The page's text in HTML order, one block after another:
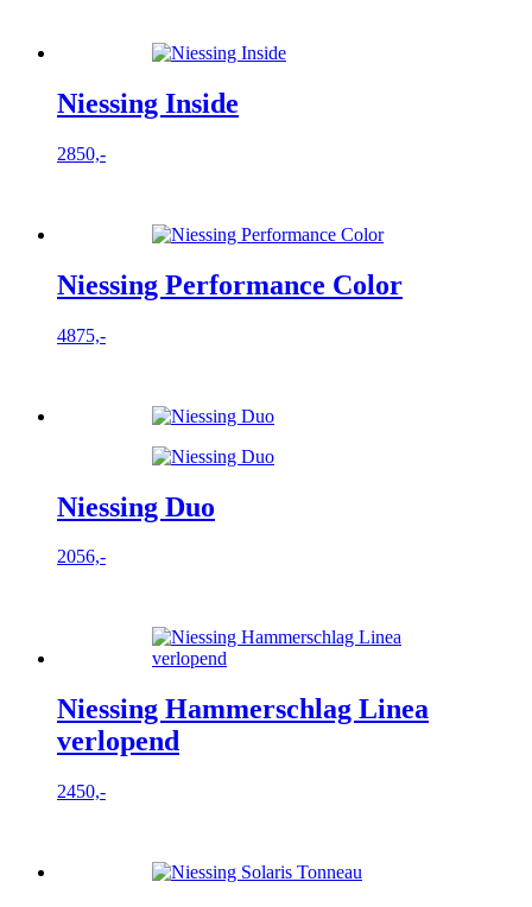
Niessing Inside
2850,-
Niessing Performance Color
4875,-
Niessing Duo
2056,-
Niessing Hammerschlag Linea
verlopend
2450,-